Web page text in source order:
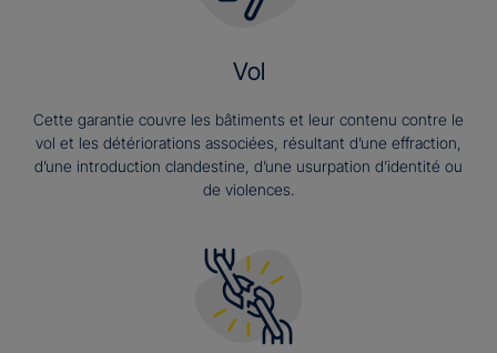
Vol
Cette garantie couvre les bâtiments et leur contenu contre le
vol et les détériorations associées, résultant d’une effraction,
d’une introduction clandestine, d’une usurpation d’identité ou
de violences.